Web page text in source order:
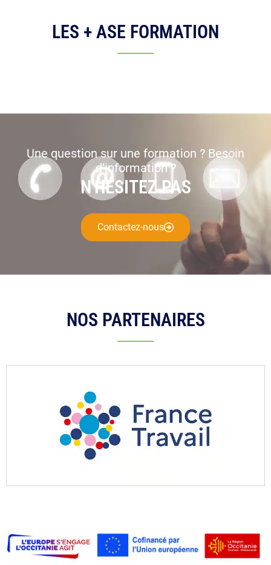
LES + ASE FORMATION
Une question sur une formation ? Besoin
d’information ?
N'HÉSITEZ PAS
Contactez-nous
NOS PARTENAIRES